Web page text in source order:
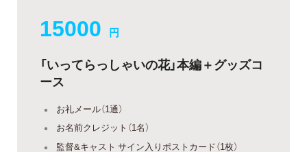
15000 円
「いってらっしゃいの花」本編＋グッズコ
ース
お礼メール（1通）
お名前クレジット（1名）
監督&キャスト サイン入りポストカード（1枚）